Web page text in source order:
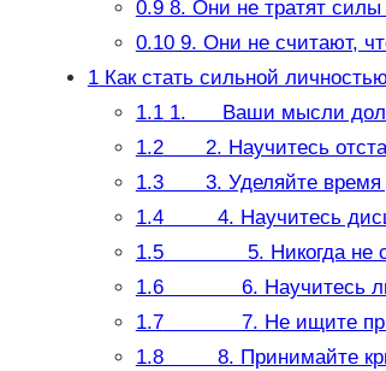
0.98. Они не тратят силы
0.109. Они не считают,
1Как стать сильной
1.11. Ваши мысли
1.22. Научитесь
1.33. Уделяйте время
1.44. Научитесь
1.55. Никогда не
1.66. Научитесь
1.77. Не ищите
1.88. Принимайте